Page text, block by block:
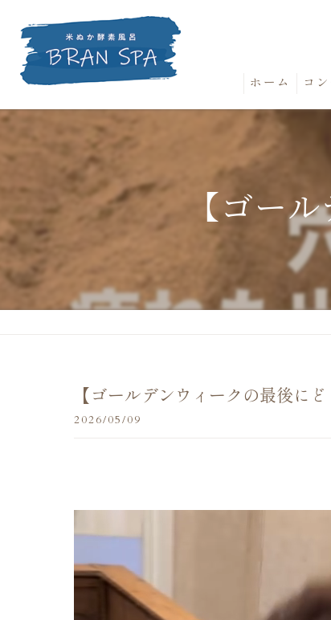
ホーム コ
【ゴー
【ゴールデンウィークの最後にど
2026/05/09